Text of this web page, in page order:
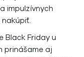
impulzívnych
Black Friday u
prinášame aj